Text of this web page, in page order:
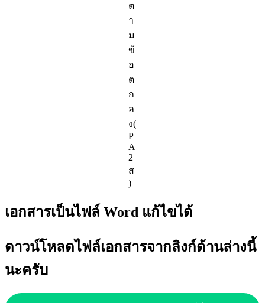
ต
า
ม
ข้
อ
ต
ก
ล
ง(
P
A
2
ส
)
เอกสารเป็นไฟล์ Word แก้ไขได้
ดาวน์โหลดไฟล์เอกสารจากลิงก์ด้านล่างนี้
นะครับ